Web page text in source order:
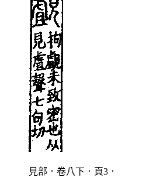
見部．卷八下．頁3．